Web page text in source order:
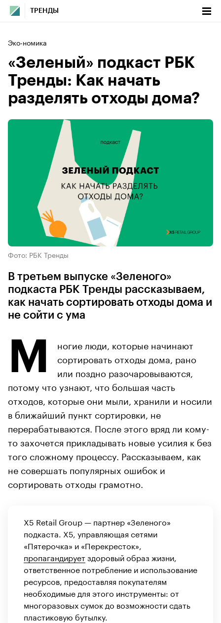
ТРЕНДЫ
Эко-номика
«Зеленый» подкаст РБК
Тренды: Как начать
разделять отходы дома?
Фото: РБК Тренды
В третьем выпуске «Зеленого»
подкаста РБК Тренды рассказываем,
как начать сортировать отходы дома и
не сойти с ума
М
ногие люди, которые начинают
сортировать отходы дома, рано
или поздно разочаровываются,
потому что узнают, что большая часть
отходов, которые они мыли, хранили и носили
в ближайший пункт сортировки, не
перерабатываются. После этого вряд ли кому-
то захочется прикладывать новые усилия к без
того сложному процессу. Рассказываем, как
не совершать популярных ошибок и
сортировать отходы грамотно.
X5 Retail Group — партнер «Зеленого»
подкаста. Х5, управляющая сетями
«Пятерочка» и «Перекресток»,
пропагандируетздоровый образ жизни,
ответственное потребление и использование
ресурсов, предоставляя покупателям
необходимые для этого инструменты: от
многоразовых сумок до возможности сдать
пластиковую бутылку.